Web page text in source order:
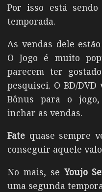
Por isso está sendo
temporada.
As vendas dele
O Jogo é muito
parecem ter
pesquisei. O BD/
Bônus para o
inchar as vendas.
Fate quase sempre
conseguir aquele
No mais, se Youjo
uma segunda